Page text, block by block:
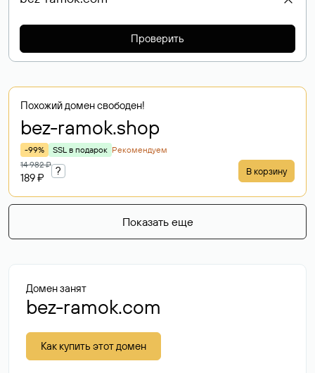
Проверить
Похожий домен свободен!
bez-ramok.shop
-99% SSL в подарок Рекомендуем
14 982 ₽
189 ₽
? В корзину
Показать еще
Домен занят
bez-ramok.com
Как купить этот домен